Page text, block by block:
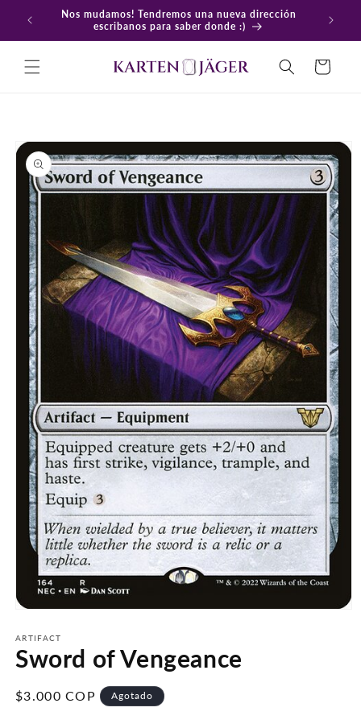
directamenteNos mudamos! Tendremos una nueva dirección
escribanos para saber donde :)
Carrito
directamente
a la
información
del producto
multimedia
1
en
modal
ARTIFACT
Sword of Vengeance
Precio
$3.000 COP Agotado